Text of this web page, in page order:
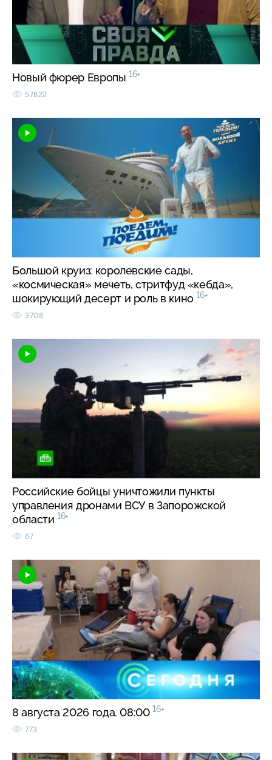
Новый фюрер Европы 16+
57822
Большой круиз: королевские сады,
«космическая» мечеть, стритфуд «кебда»,
шокирующий десерт и роль в кино 16+
3708
Российские бойцы уничтожили пункты
управления дронами ВСУ в Запорожской
области 16+
67
8 августа 2026 года. 08:00 16+
773